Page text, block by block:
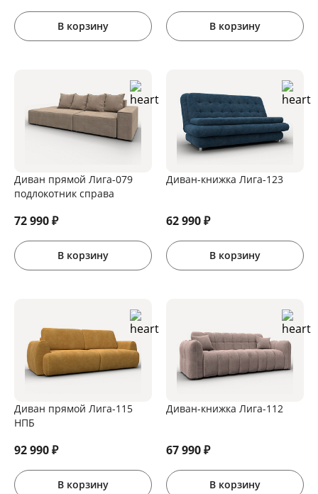
В корзину В корзину
Диван прямой Лига-079
подлокотник справа
72 990₽
В корзину
Диван-книжка Лига-123
62 990₽
В корзину
Диван прямой Лига-115
НПБ
92 990₽
В корзину
Диван-книжка Лига-112
67 990₽
В корзину